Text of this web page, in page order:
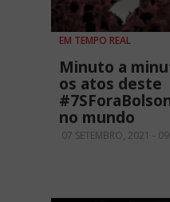
EM TEMPO REAL
Minuto a
os atos deste
no mundo
07 SETEMBRO, 2021 -